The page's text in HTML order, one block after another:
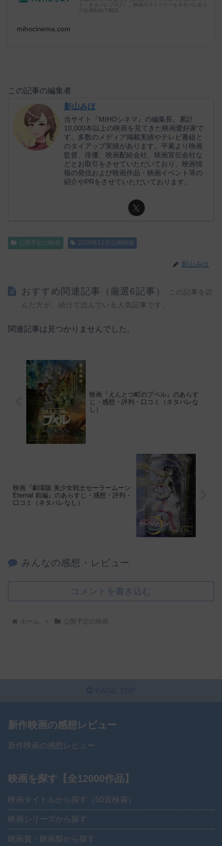
ト・ネタバレブログ）。映画のストーリーをネタバレあり
の起承転結で解説...
mihocinema.com
この記事の編集者
影山みほ
当サイト『MIHOシネマ』の編集長。累計
10,000本以上の映画を見てきた映画愛好家で
す。多数のメディア掲載実績やテレビ番組と
のタイアップ実績があります。平素より映画
監督、俳優、映画配給会社、映画宣伝会社な
どとお取引をさせていただいており、映画情
報の発信および映画作品・映画イベント等の
紹介やPRをさせていただいております。
公開予定の映画 2020年12月公開映画
影山みほ
おすすめ関連記事（厳選6記事）
この記事を読
んだ方が、続けて読んでいる人気記事です。
関連記事は見つかりませんでした。
映画『えんとつ町のプペル』のあらす
じ・感想・評判・口コミ（ネタバレな
し）
映画『劇場版 美少女戦士セーラームーン
Eternal 前編』のあらすじ・感想・評判・
口コミ（ネタバレなし）
みんなの感想・レビュー
コメントを書き込む
ホーム 公開予定の映画
新作映画の感想レビュー
新作映画の感想レビュー
映画を探す【全12000作品】
映画タイトルから探す（50音検索）
映画シリーズから探す
映画賞・映画祭から探す